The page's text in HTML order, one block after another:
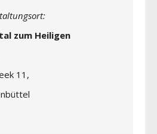
zum Heiligen
11,